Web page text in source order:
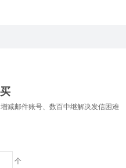
减邮件账号、数百中继解决发信困难
个